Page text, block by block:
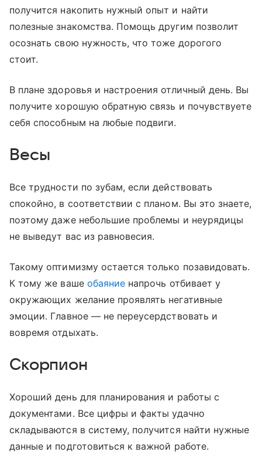
получится накопить нужный опыт и найти
полезные знакомства. Помощь другим позволит
осознать свою нужность, что тоже дорогого
стоит.
В плане здоровья и настроения отличный день. Вы
получите хорошую обратную связь и почувствуете
себя способным на любые подвиги.
Весы
Все трудности по зубам, если действовать
спокойно, в соответствии с планом. Вы это знаете,
поэтому даже небольшие проблемы и неурядицы
не выведут вас из равновесия.
Такому оптимизму остается только позавидовать.
К тому же ваше обаяние напрочь отбивает у
окружающих желание проявлять негативные
эмоции. Главное — не переусердствовать и
вовремя отдыхать.
Скорпион
Хороший день для планирования и работы с
документами. Все цифры и факты удачно
складываются в систему, получится найти нужные
данные и подготовиться к важной работе.